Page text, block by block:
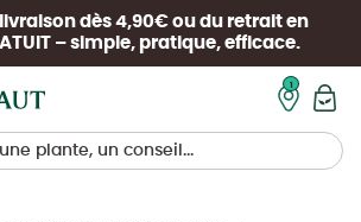
livraison dès 4,90€ ou du retrait en
– simple, pratique, efficace.